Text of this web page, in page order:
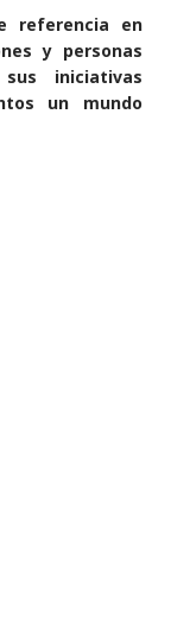
referencia en
y personas
iniciativas
un mundo